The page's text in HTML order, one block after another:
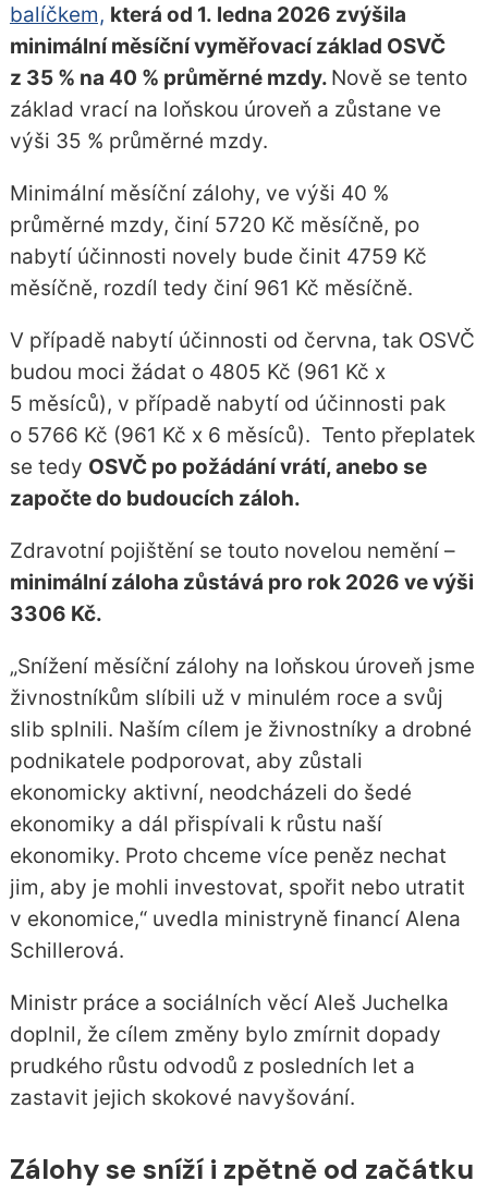
balíčkem, která od 1. ledna 2026 zvýšila
minimální měsíční vyměřovací základ OSVČ
z 35 % na 40 % průměrné mzdy. Nově se tento
základ vrací na loňskou úroveň a zůstane ve
výši 35 % průměrné mzdy.
Minimální měsíční zálohy, ve výši 40 %
průměrné mzdy, činí 5720 Kč měsíčně, po
nabytí účinnosti novely bude činit 4759 Kč
měsíčně, rozdíl tedy činí 961 Kč měsíčně.
V případě nabytí účinnosti od června, tak OSVČ
budou moci žádat o 4805 Kč (961 Kč x
5 měsíců), v případě nabytí od účinnosti pak
o 5766 Kč (961 Kč x 6 měsíců). Tento přeplatek
se tedy OSVČ po požádání vrátí, anebo se
započte do budoucích záloh.
Zdravotní pojištění se touto novelou nemění –
minimální záloha zůstává pro rok 2026 ve výši
3306 Kč.
„Snížení měsíční zálohy na loňskou úroveň jsme
živnostníkům slíbili už v minulém roce a svůj
slib splnili. Naším cílem je živnostníky a drobné
podnikatele podporovat, aby zůstali
ekonomicky aktivní, neodcházeli do šedé
ekonomiky a dál přispívali k růstu naší
ekonomiky. Proto chceme více peněz nechat
jim, aby je mohli investovat, spořit nebo utratit
v ekonomice,“ uvedla ministryně financí Alena
Schillerová.
Ministr práce a sociálních věcí Aleš Juchelka
doplnil, že cílem změny bylo zmírnit dopady
prudkého růstu odvodů z posledních let a
zastavit jejich skokové navyšování.
Zálohy se sníží i zpětně od začátku